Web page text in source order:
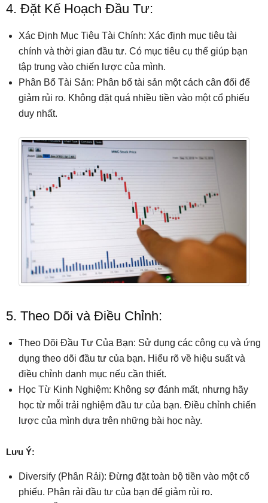
4. Đặt Kế Hoạch Đầu Tư:
Xác Định Mục Tiêu Tài Chính: Xác định mục tiêu tài
chính và thời gian đầu tư. Có mục tiêu cụ thể giúp bạn
tập trung vào chiến lược của mình.
Phân Bổ Tài Sản: Phân bổ tài sản một cách cân đối để
giảm rủi ro. Không đặt quá nhiều tiền vào một cổ phiếu
duy nhất.
5. Theo Dõi và Điều Chỉnh:
Theo Dõi Đầu Tư Của Bạn: Sử dụng các công cụ và ứng
dụng theo dõi đầu tư của bạn. Hiểu rõ về hiệu suất và
điều chỉnh danh mục nếu cần thiết.
Học Từ Kinh Nghiệm: Không sợ đánh mất, nhưng hãy
học từ mỗi trải nghiệm đầu tư của bạn. Điều chỉnh chiến
lược của mình dựa trên những bài học này.
Lưu Ý:
Diversify (Phân Rải): Đừng đặt toàn bộ tiền vào một cổ
phiếu. Phân rải đầu tư của bạn để giảm rủi ro.